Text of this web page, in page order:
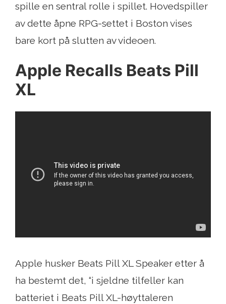
spille en sentral rolle i spillet. Hovedspiller
av dette åpne RPG-settet i Boston vises
bare kort på slutten av videoen.
Apple Recalls Beats Pill
XL
Apple husker Beats Pill XL Speaker etter å
ha bestemt det, “i sjeldne tilfeller kan
batteriet i Beats Pill XL-høyttaleren